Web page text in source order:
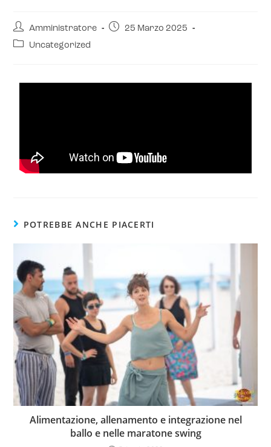
Amministratore
25 Marzo 2025
Uncategorized
POTREBBE ANCHE PIACERTI
Alimentazione, allenamento e integrazione nel
ballo e nelle maratone swing